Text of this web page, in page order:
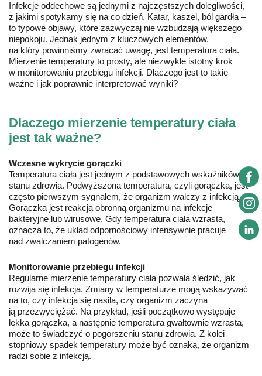
Infekcje oddechowe są jednymi z najczęstszych dolegliwości,
z jakimi spotykamy się na co dzień. Katar, kaszel, ból gardła –
to typowe objawy, które zazwyczaj nie wzbudzają większego
niepokoju. Jednak jednym z kluczowych elementów,
na który powinniśmy zwracać uwagę, jest temperatura ciała.
Mierzenie temperatury to prosty, ale niezwykle istotny krok
w monitorowaniu przebiegu infekcji. Dlaczego jest to takie
ważne i jak poprawnie interpretować wyniki?
Dlaczego mierzenie temperatury ciała
jest tak ważne?
Wczesne wykrycie gorączki
Temperatura ciała jest jednym z podstawowych wskaźników
stanu zdrowia. Podwyższona temperatura, czyli gorączka, jest
często pierwszym sygnałem, że organizm walczy z infekcją.
Gorączka jest reakcją obronną organizmu na infekcje
bakteryjne lub wirusowe. Gdy temperatura ciała wzrasta,
oznacza to, że układ odpornościowy intensywnie pracuje
nad zwalczaniem patogenów.
Monitorowanie przebiegu infekcji
Regularne mierzenie temperatury ciała pozwala śledzić, jak
rozwija się infekcja. Zmiany w temperaturze mogą wskazywać
na to, czy infekcja się nasila, czy organizm zaczyna
ją przezwyciężać. Na przykład, jeśli początkowo występuje
lekka gorączka, a następnie temperatura gwałtownie wzrasta,
może to świadczyć o pogorszeniu stanu zdrowia. Z kolei
stopniowy spadek temperatury może być oznaką, że organizm
radzi sobie z infekcją.